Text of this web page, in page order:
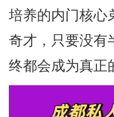
培养的内门核心
奇才，只要没有
终都会成为真正